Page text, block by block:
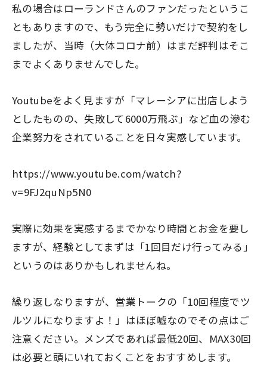
私の場合はローランドさんのファンだったというこ
ともありますので、もう完全に勢いだけで契約をし
ましたが、当時（大体コロナ前）はまだ評判はそこ
までよくありませんでした。
Youtubeをよく見ますが「マレーシアに出店しよう
としたものの、失敗して6000万飛ぶ」など血の滲む
企業努力をされていることを日々実感しています。
https://www.youtube.com/watch?
v=9FJ2quNp5N0
実際に効果を実感するまでかなり時間とお金を要し
ますが、経験としてまずは「1回目だけ行ってみる」
というのはありかもしれませんね。
繰り返しなりますが、営業トークの「10回程度でツ
ルツルになりますよ！」はほぼ嘘なのでその点はご
注意ください。メンズであれば最低20回、MAX30回
は必要と頭にいれておくことをおすすめします。